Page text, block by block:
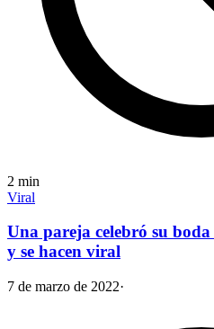
2 min
Viral
Una pareja celebró su boda
y se hacen viral
7 de marzo de 2022·